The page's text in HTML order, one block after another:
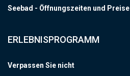
Seebad - Öffnungszeiten und Preise
ERLEBNISPROGRAMM
Verpassen Sie nicht